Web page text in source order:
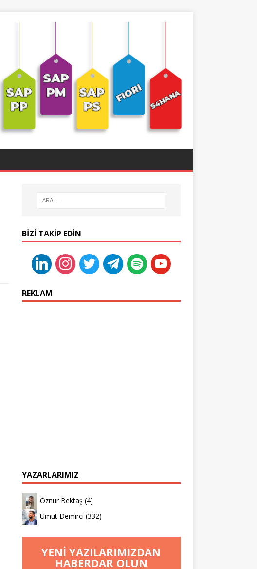
BIZI TAKIP EDIN
REKLAM
YAZARLARIMIZ
Öznur Bektaş (4)
Umut Demirci (332)
YENI YAZILARIMIZDAN
HABERDAR OLUN